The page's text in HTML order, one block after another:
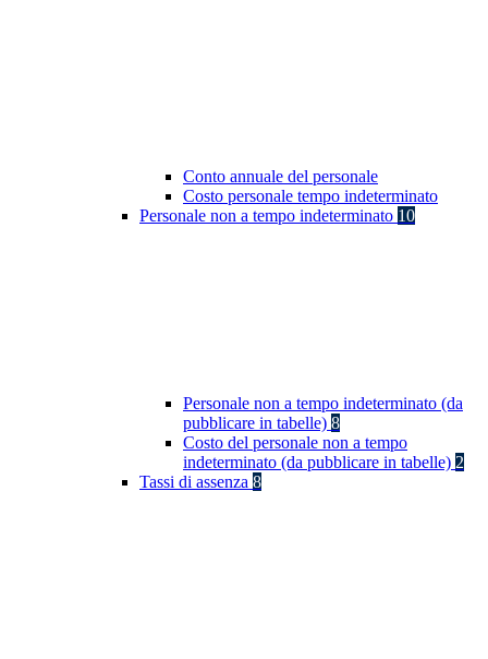
Conto annuale del personale
Costo personale tempo indeterminato
Personale non a tempo indeterminato 10
Personale non a tempo indeterminato (da
pubblicare in tabelle) 8
Costo del personale non a tempo
indeterminato (da pubblicare in tabelle) 2
Tassi di assenza 8